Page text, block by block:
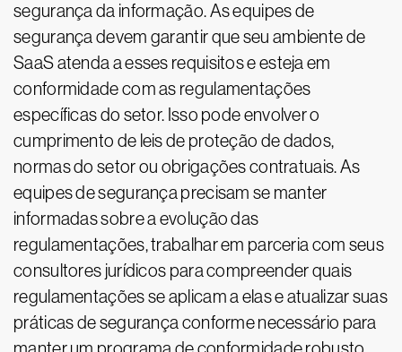
segurança da informação. As equipes de
segurança devem garantir que seu ambiente de
SaaS atenda a esses requisitos e esteja em
conformidade com as regulamentações
específicas do setor. Isso pode envolver o
cumprimento de leis de proteção de dados,
normas do setor ou obrigações contratuais. As
equipes de segurança precisam se manter
informadas sobre a evolução das
regulamentações, trabalhar em parceria com seus
consultores jurídicos para compreender quais
regulamentações se aplicam a elas e atualizar suas
práticas de segurança conforme necessário para